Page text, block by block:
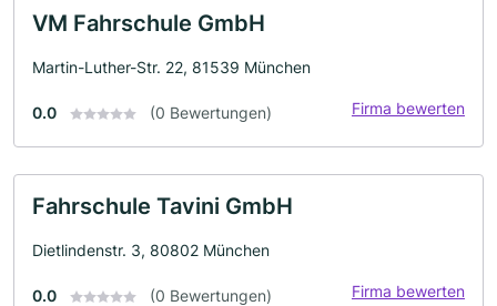
VM Fahrschule GmbH
Martin-Luther-Str. 22, 81539 München
0.0 (0 Bewertungen) Firma bewerten
Fahrschule Tavini GmbH
Dietlindenstr. 3, 80802 München
0.0 (0 Bewertungen) Firma bewerten